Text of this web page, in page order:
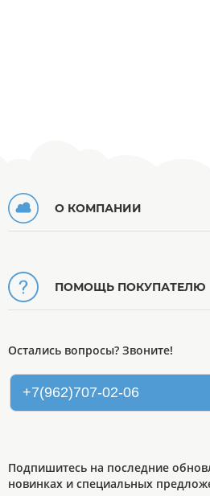
О КОМПАНИИ
ПОМОЩЬ ПОКУПАТЕЛЮ
Остались вопросы? Звоните!
+7(962)707-02-06
Подпишитесь на последние
новинках и специальных